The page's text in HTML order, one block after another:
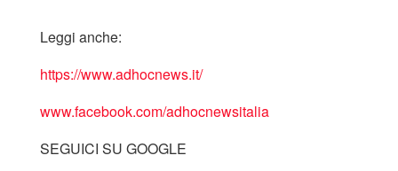
Leggi anche:
https://www.adhocnews.it/
www.facebook.com/adhocnewsitalia
SEGUICI SU GOOGLE